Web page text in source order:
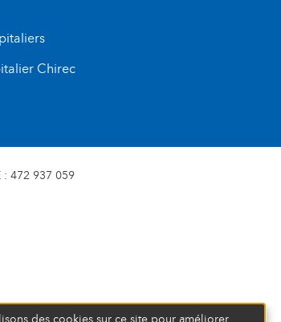
Chirec
: 472 937 059
des cookies sur ce site pour améliorer